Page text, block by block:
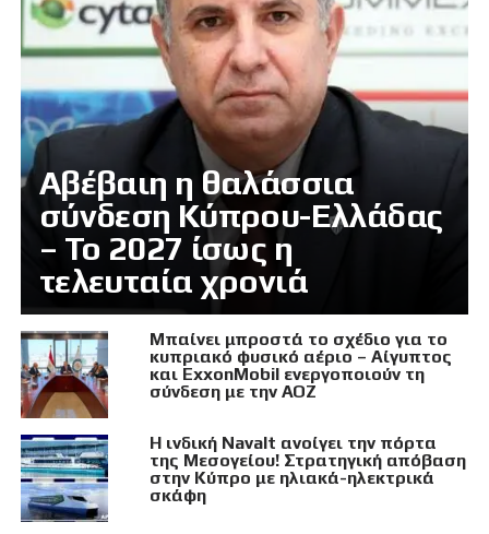
Αβέβαιη η θαλάσσια
σύνδεση Κύπρου-Ελλάδας
– Το 2027 ίσως η
τελευταία χρονιά
Μπαίνει μπροστά το σχέδιο για το
κυπριακό φυσικό αέριο – Αίγυπτος
και ExxonMobil ενεργοποιούν τη
σύνδεση με την ΑΟΖ
Η ινδική Navalt ανοίγει την πόρτα
της Μεσογείου! Στρατηγική απόβαση
στην Κύπρο με ηλιακά-ηλεκτρικά
σκάφη